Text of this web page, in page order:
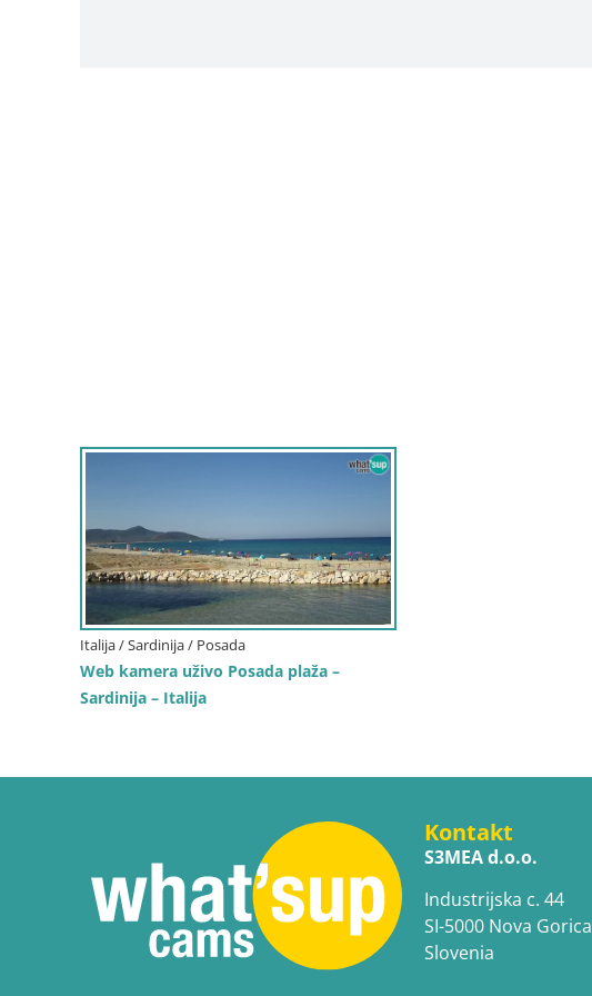
Italija / Sardinija / Posada
Web kamera uživo Posada plaža –
Sardinija – Italija
Kontakt
S3MEA d.o.o.
Industrijska c. 44
SI-5000 Nova Gorica
Slovenia